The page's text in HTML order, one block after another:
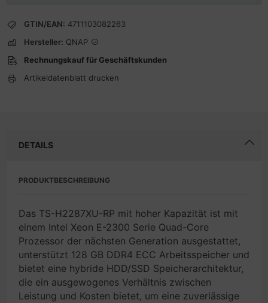
GTIN/EAN: 4711103082263
Hersteller: QNAP
Rechnungskauf für Geschäftskunden
Artikeldatenblatt drucken
DETAILS
PRODUKTBESCHREIBUNG
Das TS-H2287XU-RP mit hoher Kapazität ist mit
einem Intel Xeon E-2300 Serie Quad-Core
Prozessor der nächsten Generation ausgestattet,
unterstützt 128 GB DDR4 ECC Arbeitsspeicher und
bietet eine hybride HDD/SSD Speicherarchitektur,
die ein ausgewogenes Verhältnis zwischen
Leistung und Kosten bietet, um eine zuverlässige